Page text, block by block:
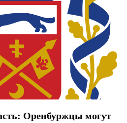
Оренбуржцы могут